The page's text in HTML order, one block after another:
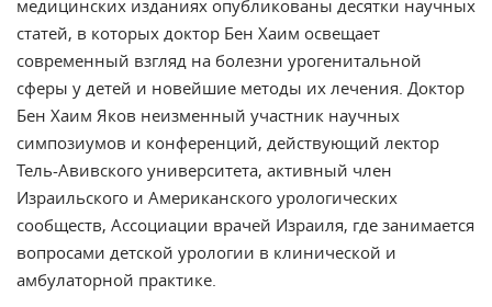
медицинских изданиях опубликованы десятки научных
статей, в которых доктор Бен Хаим освещает
современный взгляд на болезни урогенитальной
сферы у детей и новейшие методы их лечения. Доктор
Бен Хаим Яков неизменный участник научных
симпозиумов и конференций, действующий лектор
Тель-Авивского университета, активный член
Израильского и Американского урологических
сообществ, Ассоциации врачей Израиля, где занимается
вопросами детской урологии в клинической и
амбулаторной практике.